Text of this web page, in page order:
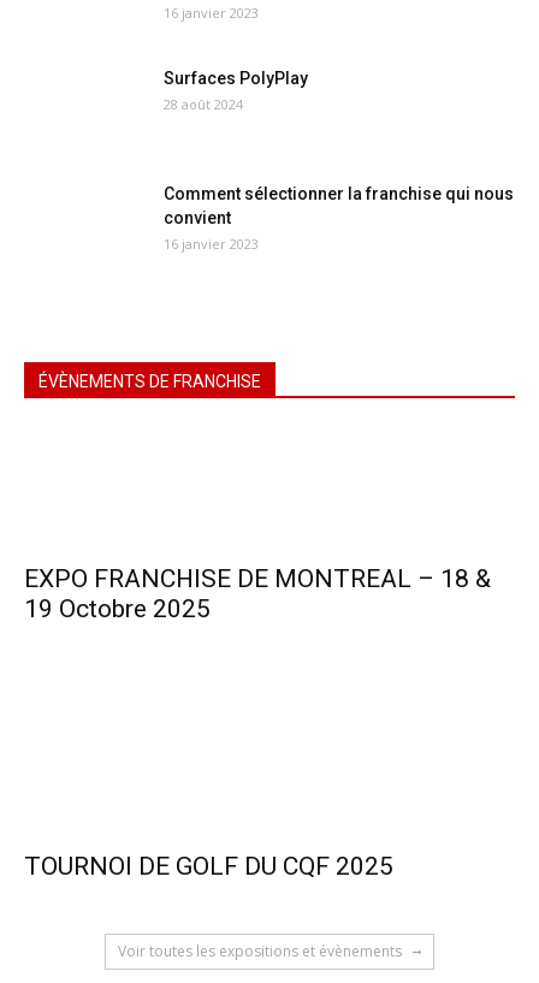
16 janvier 2023
Surfaces PolyPlay
28 août 2024
Comment sélectionner la franchise qui nous
convient
16 janvier 2023
ÉVÈNEMENTS DE FRANCHISE
EXPO FRANCHISE DE MONTREAL – 18 &
19 Octobre 2025
TOURNOI DE GOLF DU CQF 2025
Voir toutes les expositions et évènements